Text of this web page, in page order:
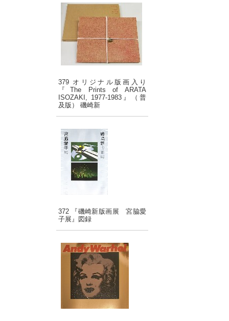
379 オリジナル版画入り
『The Prints of ARATA
ISOZAKI, 1977-1983』（普
及版） 磯崎新
372 『磯崎新版画展 宮脇愛
子展』図録